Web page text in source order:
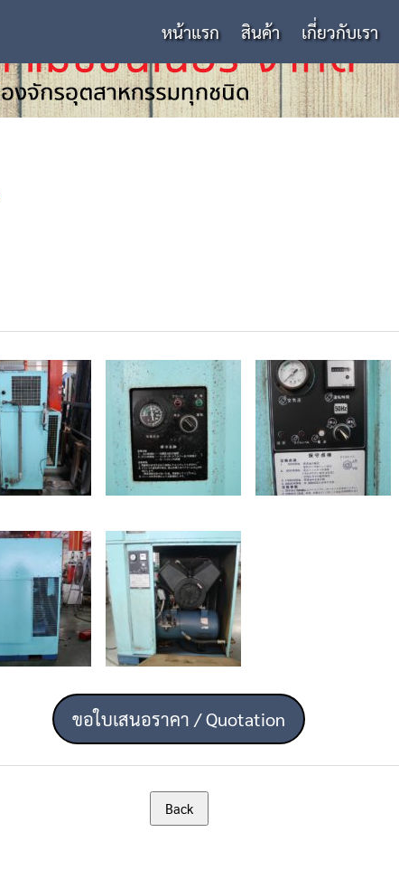
หน้าแรก สินค้า เกี่ยวกับเรา
ขอใบเสนอราคา / Quotation